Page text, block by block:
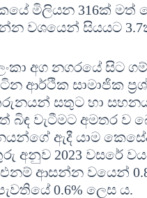
මිලියන 316ක්
වශයෙන් සියයට
අග නගරයේ සිට
ආර්ථික සාමාජික
සතුට හා
බිඳ වැටීමට අමතර ව
ඇදී යාම
අනුව 2023 වසරේ
ආසන්න වයෙන්
0.6% ලෙස ය.